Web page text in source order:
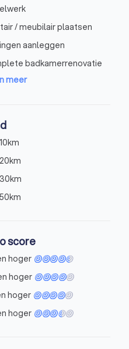
/ meubilair plaatsen
aanleggen
badkamerrenovatie
meer
score
hoger
hoger
hoger
hoger